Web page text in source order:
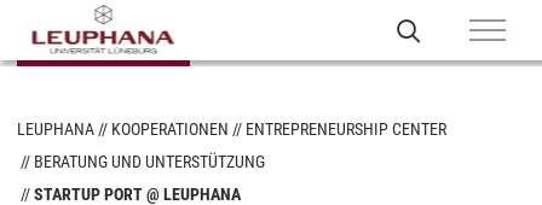
LEUPHANA KOOPERATIONEN
ENTREPRENEURSHIP CENTER
BERATUNG UND UNTERSTÜTZUNG
STARTUP PORT @ LEUPHANA